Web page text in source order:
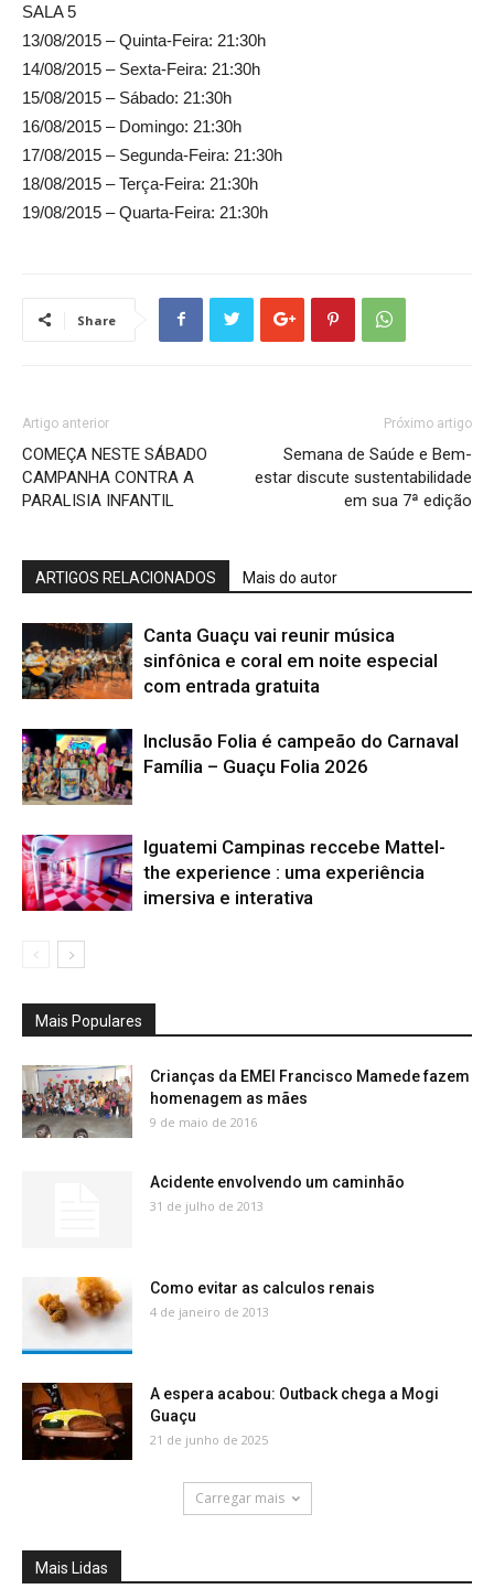
SALA 5
13/08/2015 – Quinta-Feira: 21:30h
14/08/2015 – Sexta-Feira: 21:30h
15/08/2015 – Sábado: 21:30h
16/08/2015 – Domingo: 21:30h
17/08/2015 – Segunda-Feira: 21:30h
18/08/2015 – Terça-Feira: 21:30h
19/08/2015 – Quarta-Feira: 21:30h
Share
Artigo anterior
COMEÇA NESTE SÁBADO
CAMPANHA CONTRA A
PARALISIA INFANTIL
Próximo artigo
Semana de Saúde e Bem-
estar discute sustentabilidade
em sua 7ª edição
ARTIGOS RELACIONADOS Mais do autor
Canta Guaçu vai reunir música
sinfônica e coral em noite especial
com entrada gratuita
Inclusão Folia é campeão do Carnaval
Família – Guaçu Folia 2026
Iguatemi Campinas reccebe Mattel-
the experience : uma experiência
imersiva e interativa
Mais Populares
Crianças da EMEI Francisco Mamede fazem
homenagem as mães
9 de maio de 2016
Acidente envolvendo um caminhão
31 de julho de 2013
Como evitar as calculos renais
4 de janeiro de 2013
A espera acabou: Outback chega a Mogi
Guaçu
21 de junho de 2025
Carregar mais
Mais Lidas